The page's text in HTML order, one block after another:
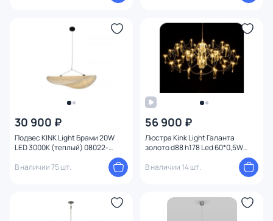
30 900 ₽
Подвес KINK Light Брами 20W
LED 3000К (теплый) 08022-
В наличии 75 шт.
56 900 ₽
Люстра Kink Light Галанта
золото d88 h178 Led 60*0,5W
(3000-6000K) 07889-80,33(21)
В наличии 14 шт.